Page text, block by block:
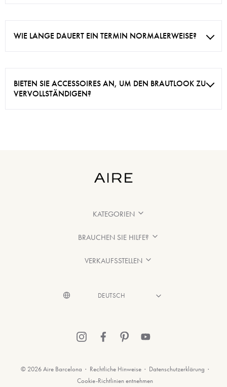
WIE LANGE DAUERT EIN TERMIN NORMALERWEISE?
BIETEN SIE ACCESSOIRES AN, UM DEN BRAUTLOOK ZU
VERVOLLSTÄNDIGEN?
KATEGORIEN
BRAUCHEN SIE HILFE?
VERKAUFSSTELLEN
© 2026 Aire Barcelona · Rechtliche Hinweise · Datenschutzerklärung ·
Cookie-Richtlinien entnehmen